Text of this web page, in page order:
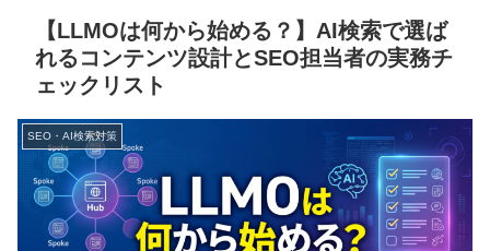
【LLMOは何から始める？】AI検索で選ば
れるコンテンツ設計とSEO担当者の実務チ
ェックリスト
SEO・AI検索対策